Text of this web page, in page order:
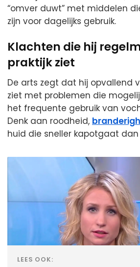
“omver duwt” met middelen
zijn voor dagelijks gebruik.
Klachten die hij
praktijk ziet
De arts zegt dat hij opvallend
ziet met problemen die
het frequente gebruik van
Denk aan roodheid,
huid die sneller kapotgaat dan
LEES OOK: